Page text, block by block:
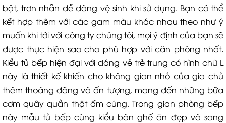
bật, trơn nhẵn dễ dàng vệ sinh khi sử dụng. Bạn có thể
kết hợp thêm với các gam màu khác nhau theo như ý
muốn khi tới với công ty chúng tôi, mọi ý định của bạn sẽ
được thực hiện sao cho phù hợp với căn phòng nhất.
Kiểu tủ bếp hiện đại với dáng vẻ trẻ trung có hình chữ L
này là thiết kế khiến cho không gian nhỏ của gia chủ
thêm thoáng đãng và ấn tượng, mang đến những bữa
cơm quây quần thật ấm cúng. Trong gian phòng bếp
này mẫu tủ bếp cùng kiểu bàn ghế ăn đẹp và sang